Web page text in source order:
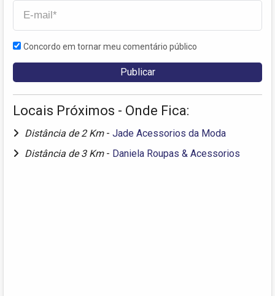
Concordo em tornar meu comentário público
Locais Próximos - Onde Fica:
Distância de 2 Km - Jade Acessorios da Moda
Distância de 3 Km - Daniela Roupas & Acessorios